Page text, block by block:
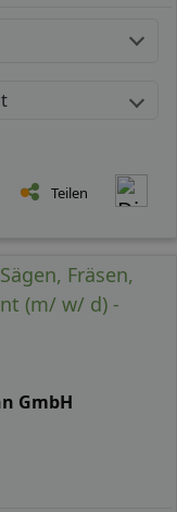
Teilen
Fräsen,
(m/ w/ d) -
GmbH